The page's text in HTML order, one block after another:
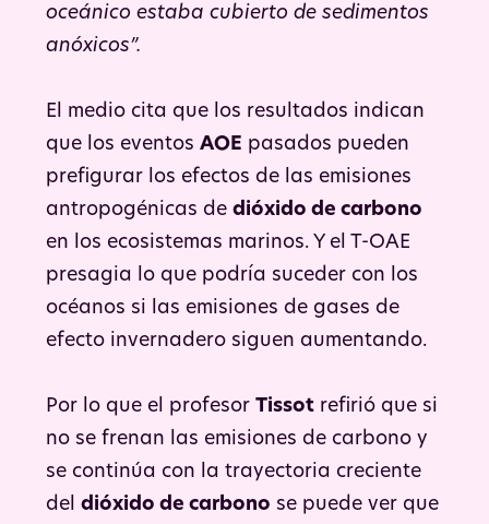
oceánico estaba cubierto de sedimentos
anóxicos”.
El medio cita que los resultados indican
que los eventos AOE pasados pueden
prefigurar los efectos de las emisiones
antropogénicas de dióxido de carbono
en los ecosistemas marinos. Y el T-OAE
presagia lo que podría suceder con los
océanos si las emisiones de gases de
efecto invernadero siguen aumentando.
Por lo que el profesor Tissot refirió que si
no se frenan las emisiones de carbono y
se continúa con la trayectoria creciente
del dióxido de carbono se puede ver que